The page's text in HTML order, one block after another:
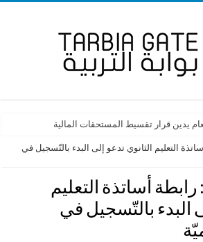
يدين قرار تقسيط المستحقات المالية
التعليم الثانوي تدعو إلى البدء بالتّسجيل في
رابطة أساتذة التعليم
البدء بالتّسجيل في